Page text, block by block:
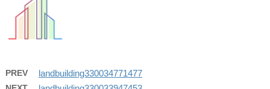
PREV landbuilding330034771477